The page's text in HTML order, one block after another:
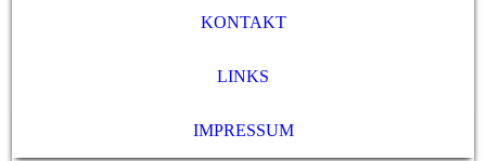
KONTAKT
LINKS
IMPRESSUM